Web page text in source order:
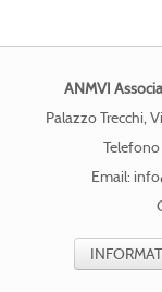
ANMVI
Palazzo Trecchi,
Email: